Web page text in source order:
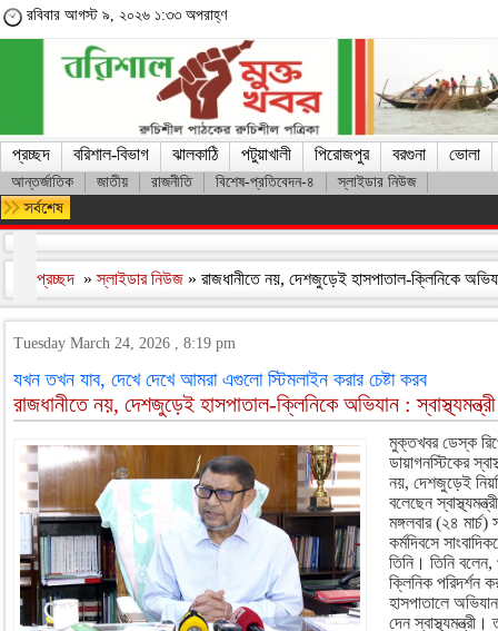
রবিবার আগস্ট ৯, ২০২৬ ১:৩৩ অপরাহ্ণ
প্রচ্ছদ বরিশাল-বিভাগ ঝালকাঠি পটুয়াখালী পিরোজপুর বরগুনা ভোলা
আন্তর্জাতিক জাতীয় রাজনীতি বিশেষ-প্রতিবেদন-৪ স্লাইডার নিউজ
প্রচ্ছদ »স্লাইডার নিউজ » রাজধানীতে নয়, দেশজুড়েই হাসপাতাল-ক্লিনিকে
Tuesday March 24, 2026 , 8:19 pm
যখন তখন যাব, দেখে দেখে আমরা এগুলো স্টিমলাইন করার চেষ্টা করব
রাজধানীতে নয়, দেশজুড়েই হাসপাতাল-ক্লিনিকে অভিযান : স্বাস্থ্যমন্ত্রী
মুক্তখবর ডেস্ক
ডায়াগনস্টিকের
নয়, দেশজুড়েই
বলেছেন
মঙ্গলবার (২৪
কর্মদিবসে
তিনি। তিনি
ক্লিনিক পরিদর্শন
হাসপাতালে
দেন